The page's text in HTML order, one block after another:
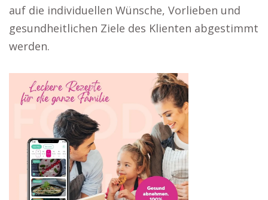
auf die individuellen Wünsche, Vorlieben und
gesundheitlichen Ziele des Klienten abgestimmt
werden.